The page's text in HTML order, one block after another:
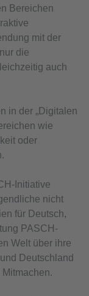
Bereichen
mit der
die
auch
in der „Digitalen
wie
oder
Initiative
nicht
für Deutsch,
PASCH-
Welt über ihre
Deutschland